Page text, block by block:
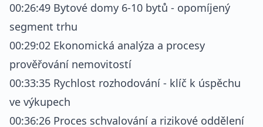
00:26:49 Bytové domy 6-10 bytů - opomíjený
segment trhu
00:29:02 Ekonomická analýza a procesy
prověřování nemovitostí
00:33:35 Rychlost rozhodování - klíč k úspěchu
ve výkupech
00:36:26 Proces schvalování a rizikové oddělení